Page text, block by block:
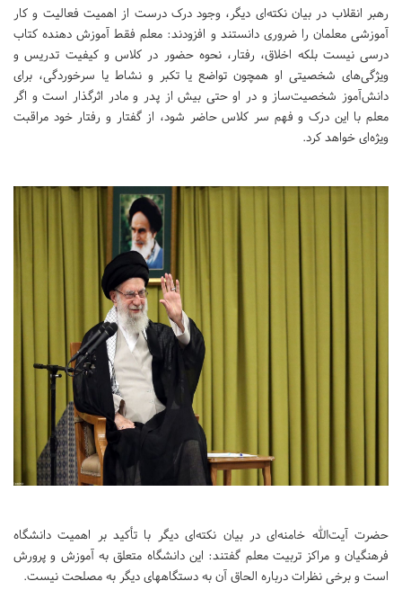
رهبر انقلاب در بیان نکته‌ای دیگر، وجود درک درست از اهمیت فعالیت و کار
آموزشی معلمان را ضروری دانستند و افزودند: معلم فقط آموزش دهنده کتاب
درسی نیست بلکه اخلاق، رفتار، نحوه حضور در کلاس و کیفیت تدریس و
ویژگی‌های شخصیتی او همچون تواضع یا تکبر و نشاط یا سرخوردگی، برای
دانش‌آموز شخصیت‌ساز و در او حتی بیش از پدر و مادر اثرگذار است و اگر
معلم با این درک و فهم سر کلاس حاضر شود، از گفتار و رفتار خود مراقبت
ویژه‌ای خواهد کرد.
حضرت آیت‌الله خامنه‌ای در بیان نکته‌ای دیگر با تأکید بر اهمیت دانشگاه
فرهنگیان و مراکز تربیت معلم گفتند: این دانشگاه متعلق به آموزش و پرورش
است و برخی نظرات درباره الحاق آن به دستگاههای دیگر به مصلحت نیست.